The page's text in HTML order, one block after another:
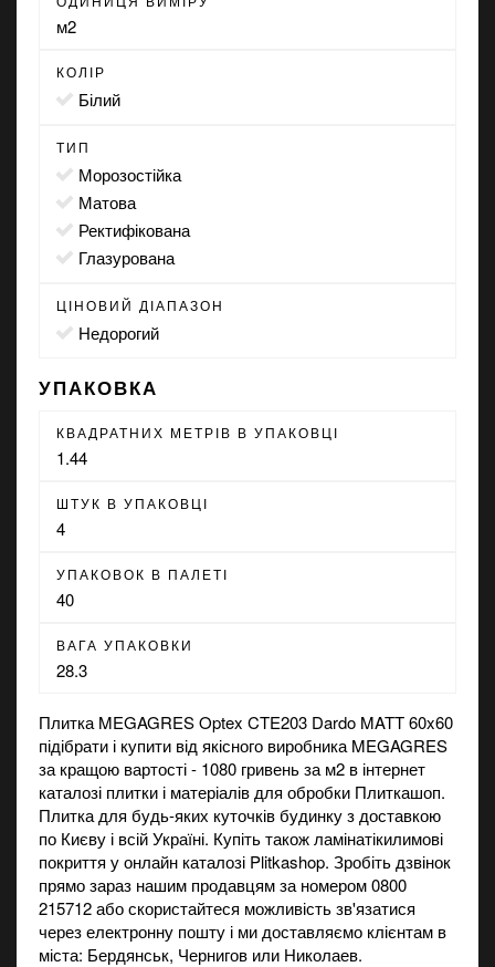
м2
КОЛІР
білий
ТИП
морозостійка
матова
ректифікована
глазурована
ЦІНОВИЙ ДІАПАЗОН
Недорогий
УПАКОВКА
КВАДРАТНИХ МЕТРІВ В УПАКОВЦІ
1.44
ШТУК В УПАКОВЦІ
4
УПАКОВОК В ПАЛЕТІ
40
ВАГА УПАКОВКИ
28.3
Плитка MEGAGRES Optex CTE203 Dardo MATT 60x60
підібрати і купити від якісного виробника MEGAGRES
за кращою вартості - 1080 гривень за м2 в інтернет
каталозі плитки і матеріалів для обробки Плиткашоп.
Плитка для будь-яких куточків будинку з доставкою
по Києву і всій Україні. Купіть також ламінатікилимові
покриття у онлайн каталозі Plitkashop. Зробіть дзвінок
прямо зараз нашим продавцям за номером 0800
215712 або скористайтеся можливість зв'язатися
через електронну пошту і ми доставляємо клієнтам в
міста: Бердянськ, Чернигов или Николаев.